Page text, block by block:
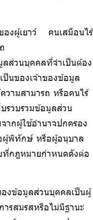
งผู้เยาว์ คนเสมือนไร้
ส่วนบุคคลที่จำเป็นต้อง
ป็นของเจ้าของข้อมูล
วามสามารถ หรือคนไร้
รวบรวมข้อมูลส่วน
ากผู้ใช้อำนาจปกครอง
ผู้พิทักษ์ หรือผู้อนุบาล
ที่กฎหมายกำหนดดังต่อ
งข้อมูลส่วนบุคคลเป็นผู้
ารสมรสหรือไม่มีฐานะ